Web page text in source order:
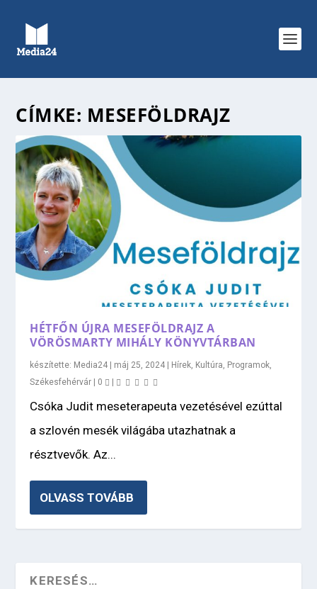
CÍMKE: MESEFÖLDRAJZ
HÉTFŐN ÚJRA MESEFÖLDRAJZ A
VÖRÖSMARTY MIHÁLY KÖNYVTÁRBAN
készítette: Media24 | máj 25, 2024 | Hírek Kultúra Programok
Székesfehérvár | 0 |
Csóka Judit meseterapeuta vezetésével ezúttal
a szlovén mesék világába utazhatnak a
résztvevők. Az...
OLVASS TOVÁBB